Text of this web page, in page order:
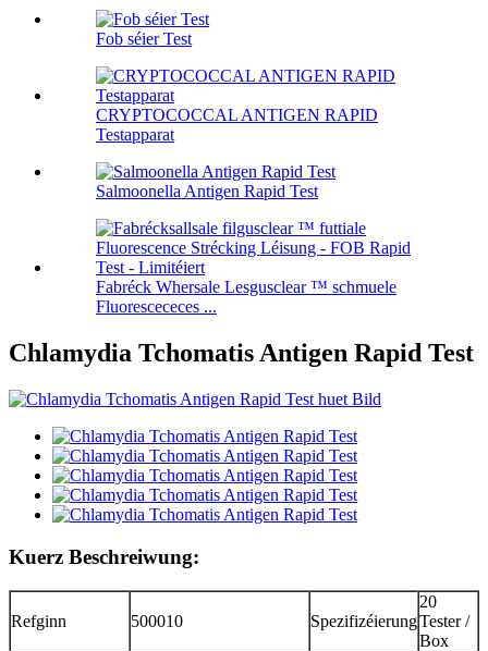
Fob séier Test
CRYPTOCOCCAL ANTIGEN RAPID
Testapparat
Salmoonella Antigen Rapid Test
Fabréck Whersale Lesgusclear ™ schmuele
Fluorescececes ...
Chlamydia Tchomatis Antigen Rapid Test
Kuerz Beschreiwung:
Refginn 500010 Spezifizéierung
20
Tester /
Box